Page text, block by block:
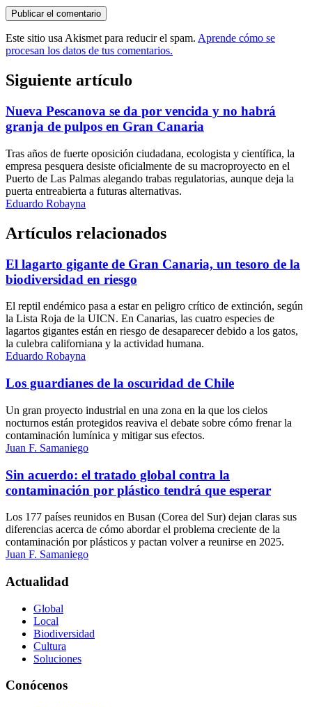
Este sitio usa Akismet para reducir el spam. Aprende cómo se
procesan los datos de tus comentarios.
Siguiente artículo
Nueva Pescanova se da por vencida y no habrá
granja de pulpos en Gran Canaria
Tras años de fuerte oposición ciudadana, ecologista y científica, la
empresa pesquera desiste oficialmente de su macroproyecto en el
Puerto de Las Palmas alegando trabas regulatorias, aunque deja la
puerta entreabierta a futuras alternativas.
Eduardo Robayna
Artículos relacionados
El lagarto gigante de Gran Canaria, un tesoro de la
biodiversidad en riesgo
El reptil endémico pasa a estar en peligro crítico de extinción, según
la Lista Roja de la UICN. En Canarias, las cuatro especies de
lagartos gigantes están en riesgo de desaparecer debido a los gatos,
la culebra californiana y la actividad humana.
Eduardo Robayna
Los guardianes de la oscuridad de Chile
Un gran proyecto industrial en una zona en la que los cielos
nocturnos están protegidos reaviva el debate sobre cómo frenar la
contaminación lumínica y mitigar sus efectos.
Juan F. Samaniego
Sin acuerdo: el tratado global contra la
contaminación por plástico tendrá que esperar
Los 177 países reunidos en Busan (Corea del Sur) dejan claras sus
diferencias acerca de cómo abordar el problema creciente de la
contaminación por plásticos y pactan volver a reunirse en 2025.
Juan F. Samaniego
Actualidad
Global
Local
Biodiversidad
Cultura
Soluciones
Conócenos